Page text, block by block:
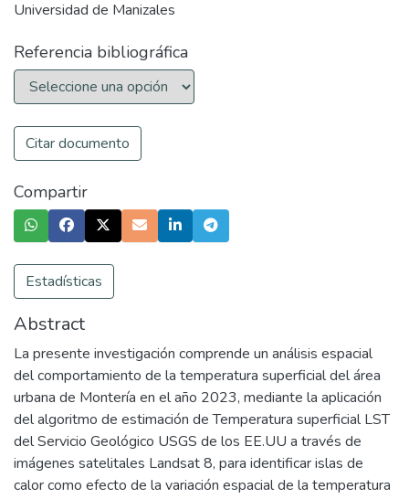
Universidad de Manizales
Referencia bibliográfica
Citar documento
Compartir
Estadísticas
Abstract
La presente investigación comprende un análisis espacial
del comportamiento de la temperatura superficial del área
urbana de Montería en el año 2023, mediante la aplicación
del algoritmo de estimación de Temperatura superficial LST
del Servicio Geológico USGS de los EE.UU a través de
imágenes satelitales Landsat 8, para identificar islas de
calor como efecto de la variación espacial de la temperatura